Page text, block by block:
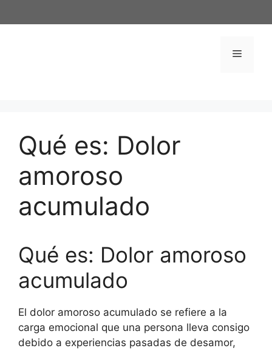
al
Menú
Qué es: Dolor
amoroso
acumulado
Qué es: Dolor amoroso
acumulado
El dolor amoroso acumulado se refiere a la
carga emocional que una persona lleva consigo
debido a experiencias pasadas de desamor,